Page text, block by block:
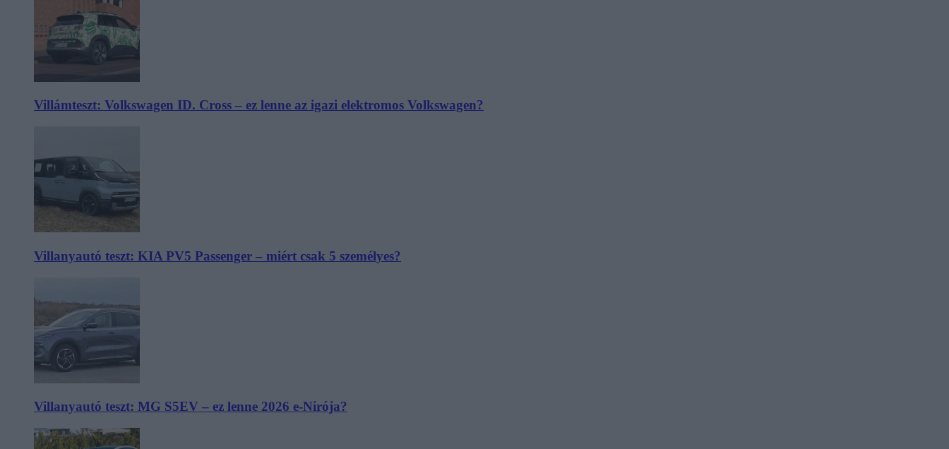
Villámteszt: Volkswagen ID. Cross – ez lenne az igazi elektromos Volkswagen?
Villanyautó teszt: KIA PV5 Passenger – miért csak 5 személyes?
Villanyautó teszt: MG S5EV – ez lenne 2026 e-Nirója?